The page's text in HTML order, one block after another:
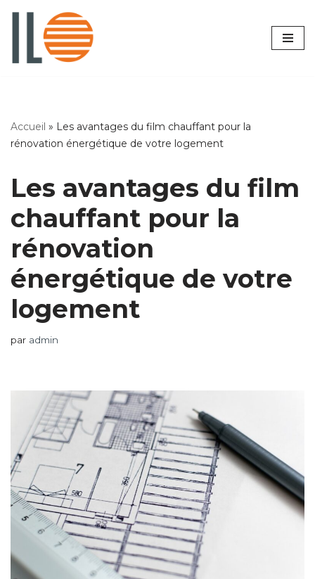
Accueil » Les avantages du film chauffant pour la
rénovation énergétique de votre logement
Les avantages du film
chauffant pour la
rénovation
énergétique de votre
logement
par admin